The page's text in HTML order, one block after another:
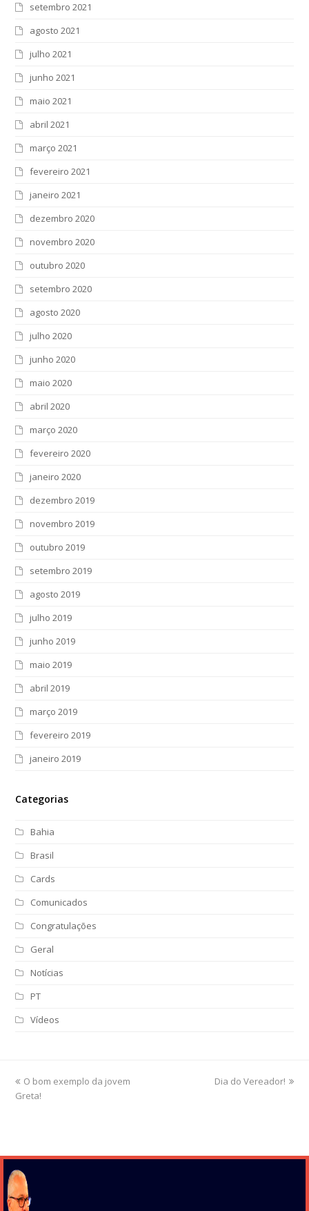
setembro 2021
agosto 2021
julho 2021
junho 2021
maio 2021
abril 2021
março 2021
fevereiro 2021
janeiro 2021
dezembro 2020
novembro 2020
outubro 2020
setembro 2020
agosto 2020
julho 2020
junho 2020
maio 2020
abril 2020
março 2020
fevereiro 2020
janeiro 2020
dezembro 2019
novembro 2019
outubro 2019
setembro 2019
agosto 2019
julho 2019
junho 2019
maio 2019
abril 2019
março 2019
fevereiro 2019
janeiro 2019
Categorias
Bahia
Brasil
Cards
Comunicados
Congratulações
Geral
Notícias
PT
Vídeos
previous
post:
O bom exemplo da jovem
Greta!
next
Dia do Vereador!